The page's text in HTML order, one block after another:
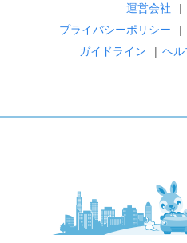
運営会社 |
プライバシーポリシー
|
ガイドライン
| ヘル